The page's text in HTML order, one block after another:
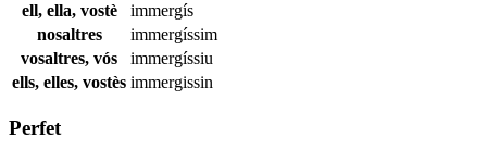
ell, ella, vostè
immergís
nosaltres
immergíssim
vosaltres, vós
immergíssiu
ells, elles, vostès immergissin
Perfet